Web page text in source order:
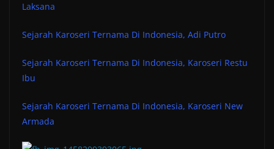
Laksana
Sejarah Karoseri Ternama Di Indonesia, Adi Putro
Sejarah Karoseri Ternama Di Indonesia, Karoseri Restu
Ibu
Sejarah Karoseri Ternama Di Indonesia, Karoseri New
Armada